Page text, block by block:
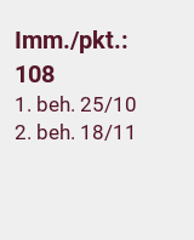
Imm./pkt.:
108
1. beh. 25/10
2. beh. 18/11